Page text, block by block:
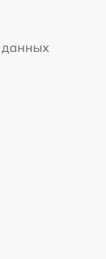
данных